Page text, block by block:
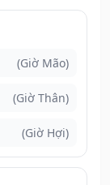
(Giờ Mão)
(Giờ Thân)
(Giờ Hợi)